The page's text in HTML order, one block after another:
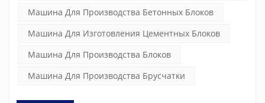
Машина Для Производства Бетонных Блоков
Машина Для Изготовления Цементных Блоков
Машина Для Производства Блоков
Машина Для Производства Брусчатки